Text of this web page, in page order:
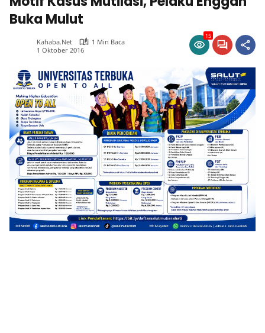
Buka Mulut
Kahaba.net
1 Min Baca
1 Oktober 2016
15